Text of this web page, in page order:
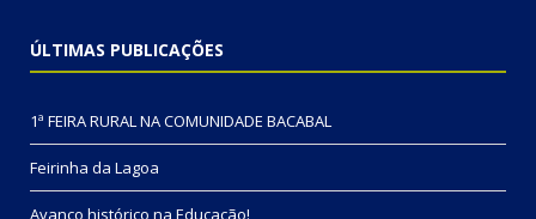
ÚLTIMAS PUBLICAÇÕES
1ª FEIRA RURAL NA COMUNIDADE BACABAL
Feirinha da Lagoa
Avanço histórico na Educação!